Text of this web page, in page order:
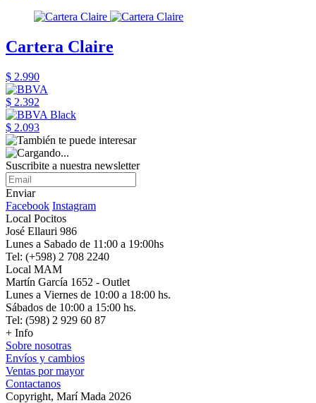
Cartera Claire
$ 2.990
$ 2.392
$ 2.093
Suscribite a nuestra newsletter
Enviar
Facebook Instagram
Local Pocitos
José Ellauri 986
Lunes a Sabado de 11:00 a 19:00hs
Tel: (+598) 2 708 2240
Local MAM
Martín García 1652 - Outlet
Lunes a Viernes de 10:00 a 18:00 hs.
Sábados de 10:00 a 15:00 hs.
Tel: (598) 2 929 60 87
+ Info
Sobre nosotras
Envíos y cambios
Ventas por mayor
Contactanos
Copyright, Marí Mada 2026